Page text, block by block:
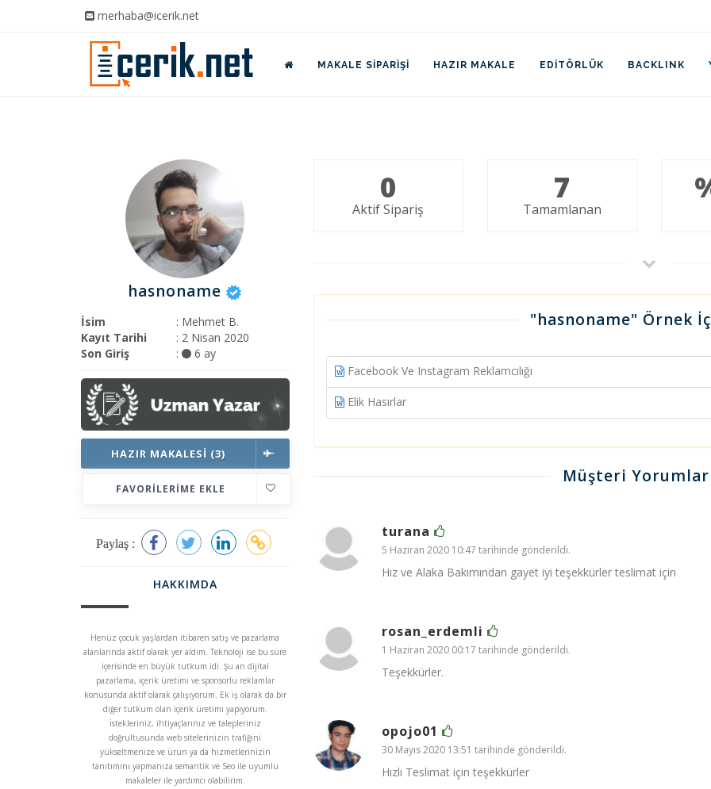
merhaba@icerik.net
MAKALE SIPARIŞI HAZIR MAKALE EDITÖRLÜK BACKLINK
hasnoname
İsim
: Mehmet B.
Kayıt Tarihi
: 2 Nisan 2020
Son Giriş
: 6 ay
HAZIR MAKALESI (3)
FAVORILERIME EKLE
Paylaş :
HAKKIMDA
Henüz çocuk yaşlardan itibaren satış ve pazarlama
alanlarında aktif olarak yer aldım. Teknoloji ise bu süre
içerisinde en büyük tutkum idi. Şu an dijital
pazarlama, içerik üretimi ve sponsorlu reklamlar
konusunda aktif olarak çalışıyorum. Ek iş olarak da bir
diğer tutkum olan içerik üretimi yapıyorum.
İstekleriniz, ihtiyaçlarınız ve talepleriniz
doğrultusunda web sitelerinizin trafiğini
yükseltmenize ve ürün ya da hizmetlerinizin
tanıtımını yapmanıza semantik ve Seo ile uyumlu
makaleler ile yardımcı olabilirim.
0
Aktif Sipariş
7
Tamamlanan
"hasnoname" Örnek
Facebook Ve Instagram Reklamcılığı
Elik Hasırlar
Müşteri
turana
5 Haziran 2020 10:47 tarihinde gönderildi.
Hız ve Alaka Bakımından gayet iyi teşekkürler teslimat için
rosan_erdemli
1 Haziran 2020 00:17 tarihinde gönderildi.
Teşekkürler.
opojo01
30 Mayıs 2020 13:51 tarihinde gönderildi.
Hızlı Teslimat için teşekkürler